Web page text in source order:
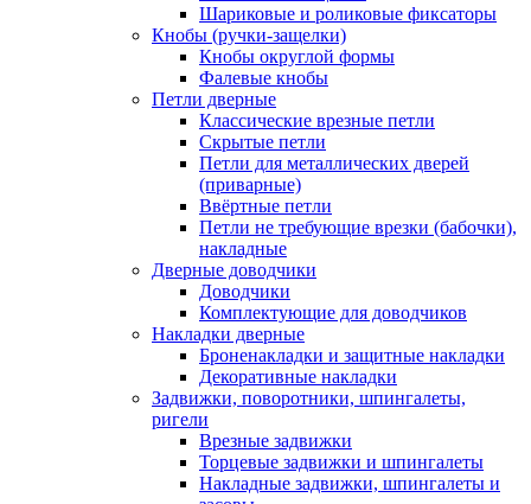
Шариковые и роликовые фиксаторы
Кнобы (ручки-защелки)
Кнобы округлой формы
Фалевые кнобы
Петли дверные
Классические врезные петли
Скрытые петли
Петли для металлических дверей
(приварные)
Ввёртные петли
Петли не требующие врезки (бабочки),
накладные
Дверные доводчики
Доводчики
Комплектующие для доводчиков
Накладки дверные
Броненакладки и защитные накладки
Декоративные накладки
Задвижки, поворотники, шпингалеты,
ригели
Врезные задвижки
Торцевые задвижки и шпингалеты
Накладные задвижки, шпингалеты и